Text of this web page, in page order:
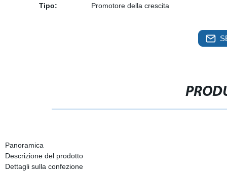
Tipo:
Promotore della crescita
Panoramica
Descrizione del prodotto
Dettagli sulla confezione